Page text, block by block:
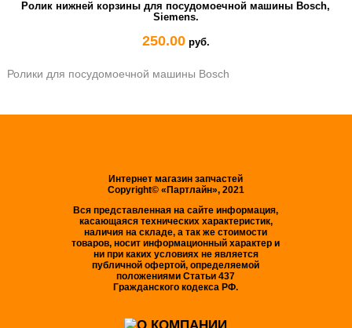
Ролик нижней корзины для посудомоечной машины Bosch,
Siemens.
250.00руб.
Ролики для посудомоечной машины Bosch
Интернет магазин запчастей
Copyright© «Партлайн», 2021
Вся представленная на сайте информация,
касающаяся технических характеристик,
наличия на складе, а так же стоимости
товаров, носит информационный характер и
ни при каких условиях не является
публичной офертой, определяемой
положениями Статьи 437
Гражданского кодекса РФ.